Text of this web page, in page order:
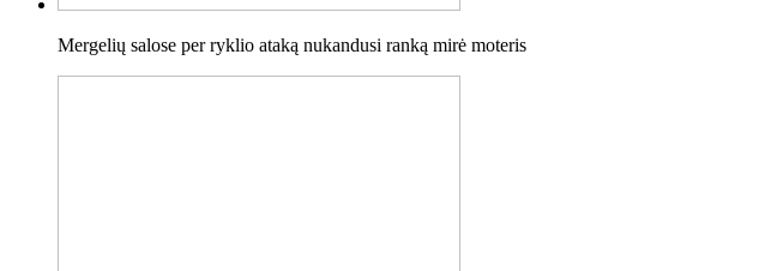
Mergelių salose per ryklio ataką nukandusi ranką mirė moteris